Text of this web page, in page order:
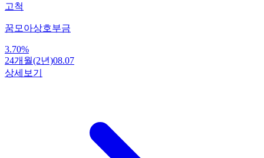
고척
꿈모아상호부금
3.70%
24개월(2년)08.07
상세보기